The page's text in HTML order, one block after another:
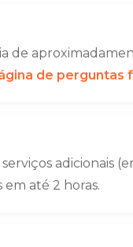
de
de perguntas
adicionais
até 2 horas.